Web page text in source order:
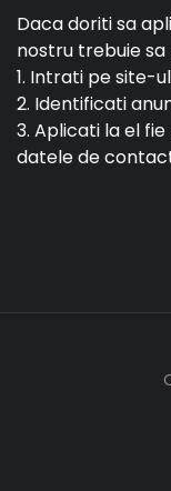
Daca doriti sa
nostru trebuie
1. Intrati pe site-
2. Identificati
3. Aplicati la el
datele de